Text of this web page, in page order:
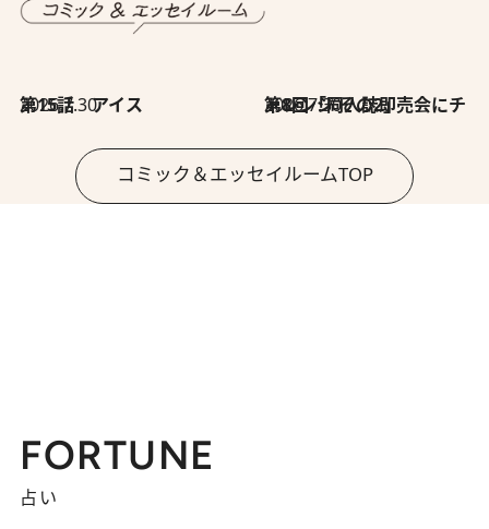
2026.7.30
第15話 アイス 2026.7.30
第8回「同人誌即売会にチャレンジ その2」
コミック＆エッセイルームTOP
FORTUNE
占い